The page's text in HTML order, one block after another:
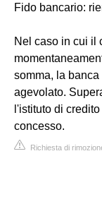
Fido bancario:
Nel caso in cui il
somma, la
agevolato.
l'istituto di
concesso.
Richiesta di